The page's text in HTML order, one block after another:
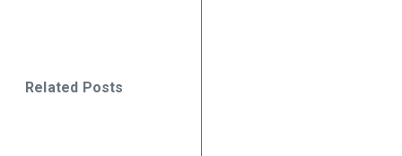
Related Posts